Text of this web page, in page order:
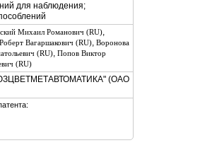
для наблюдения;
Михаил Романович (RU),
Вагаршакович (RU), Воронова
(RU), Попов Виктор
(RU)
(ОАО